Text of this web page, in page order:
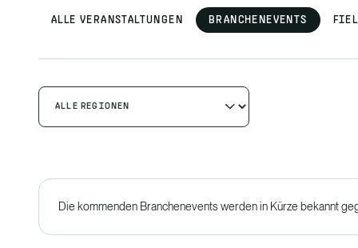
ALLE VERANSTALTUNGEN BRANCHENEVENTS
Die kommenden Branchenevents werden in Kürze bekannt